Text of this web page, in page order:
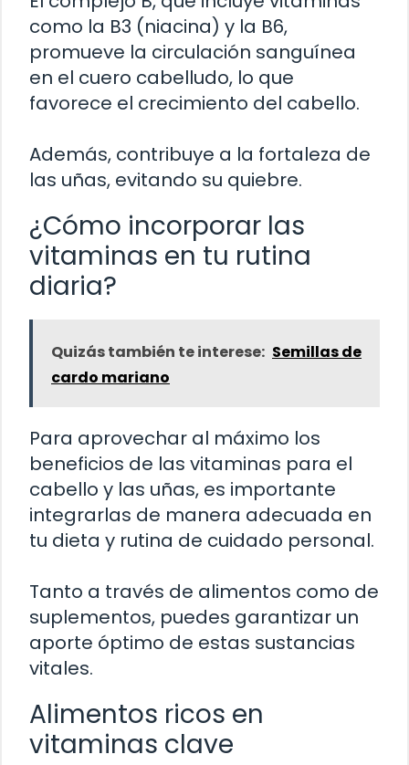
como la B3 (niacina) y la B6,
promueve la circulación sanguínea
en el cuero cabelludo, lo que
favorece el crecimiento del cabello.
Además, contribuye a la fortaleza de
las uñas, evitando su quiebre.
¿Cómo incorporar las
vitaminas en tu rutina
diaria?
Quizás también te interese: Semillas de
cardo mariano
Para aprovechar al máximo los
beneficios de las vitaminas para el
cabello y las uñas, es importante
integrarlas de manera adecuada en
tu dieta y rutina de cuidado personal.
Tanto a través de alimentos como de
suplementos, puedes garantizar un
aporte óptimo de estas sustancias
vitales.
Alimentos ricos en
vitaminas clave